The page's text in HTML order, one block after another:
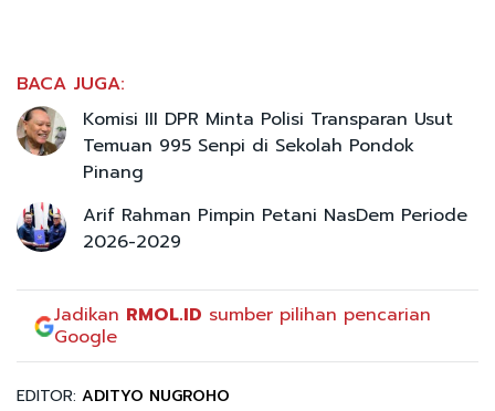
BACA JUGA:
Komisi III DPR Minta Polisi Transparan Usut
Temuan 995 Senpi di Sekolah Pondok
Pinang
Arif Rahman Pimpin Petani NasDem Periode
2026-2029
Jadikan RMOL.ID sumber pilihan pencarian
Google
EDITOR: ADITYO NUGROHO